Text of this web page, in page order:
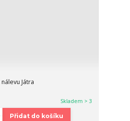
Játra
Skladem > 3
Přidat do košíku